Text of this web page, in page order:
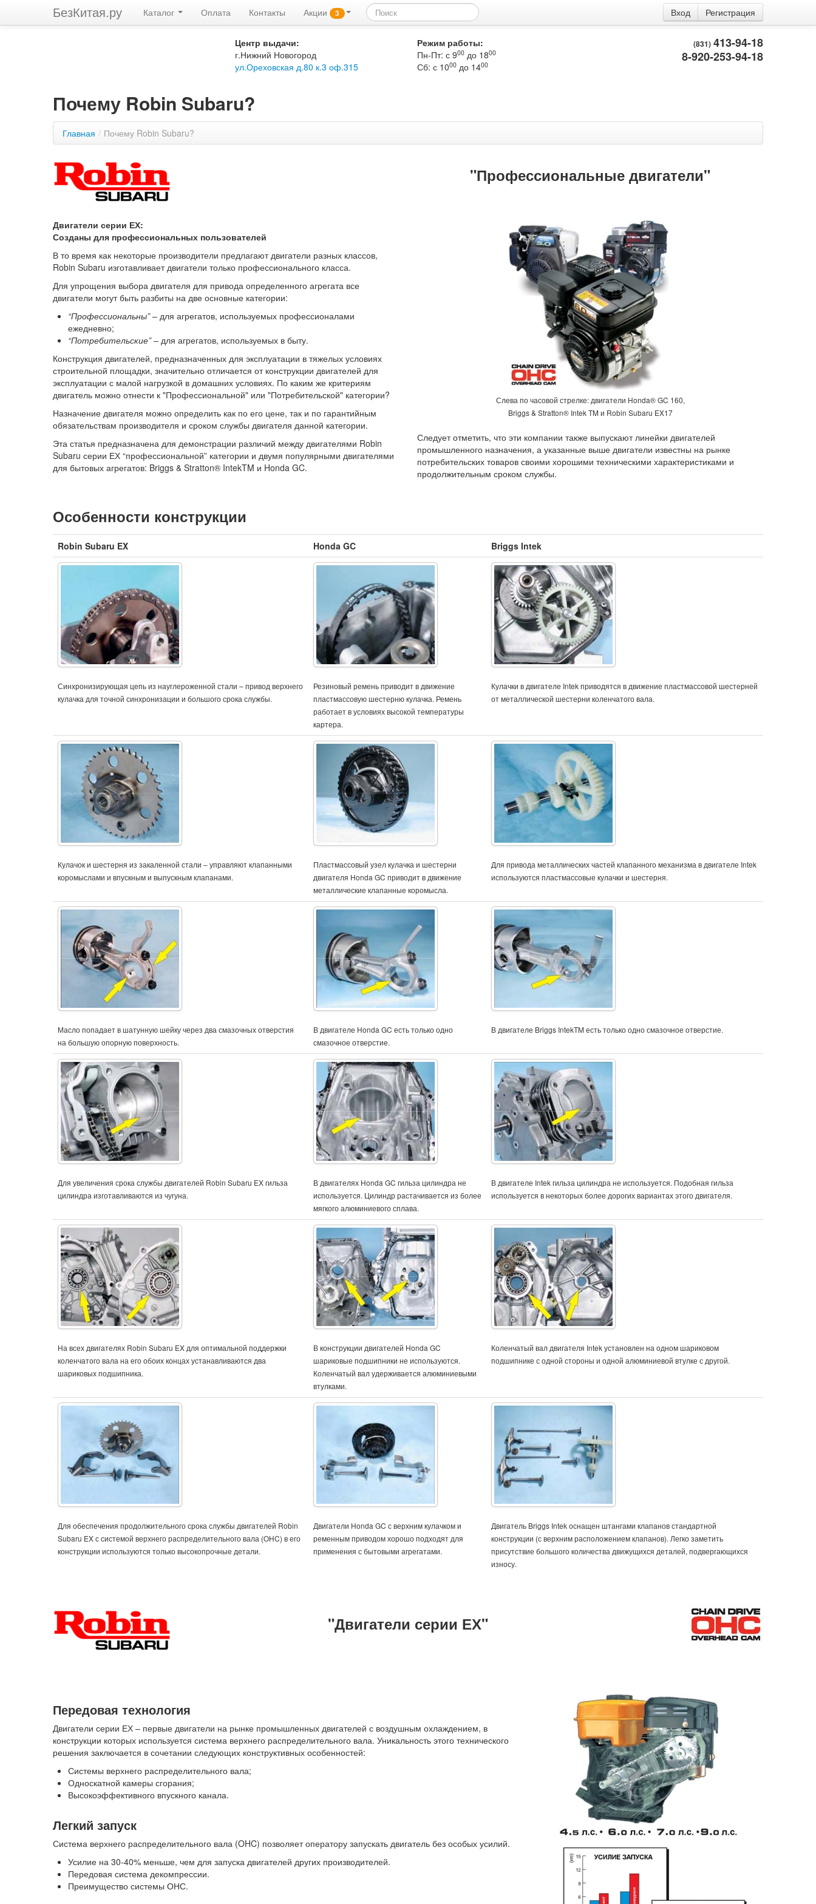
БезКитая.ру Каталог Оплата Контакты Акции 3 Вход Регистрация
Центр выдачи:
г.Нижний Новогород
ул.Ореховская д.80 к.3 оф.315
Режим работы:
Пн-Пт: с 900 до 1800
Сб: с 1000 до 1400
(831) 413-94-18
8-920-253-94-18
Почему Robin Subaru?
Главная / Почему Robin Subaru?
Двигатели серии ЕХ:
Созданы для профессиональных пользователей
В то время как некоторые производители предлагают двигатели разных классов,
Robin Subaru изготавливает двигатели только профессионального класса.
Для упрощения выбора двигателя для привода определенного агрегата все
двигатели могут быть разбиты на две основные категории:
“Профессиональны”– для агрегатов, используемых профессионалами
ежедневно;
“Потребительские”– для агрегатов, используемых в быту.
Конструкция двигателей, предназначенных для эксплуатации в тяжелых условиях
строительной площадки, значительно отличается от конструкции двигателей для
эксплуатации с малой нагрузкой в домашних условиях. По каким же критериям
двигатель можно отнести к "Профессиональной" или "Потребительской" категории?
Назначение двигателя можно определить как по его цене, так и по гарантийным
обязательствам производителя и сроком службы двигателя данной категории.
Эта статья предназначена для демонстрации различий между двигателями Robin
Subaru серии ЕХ “профессиональной” категории и двумя популярными двигателями
для бытовых агрегатов: Briggs & Stratton® IntekTM и Honda GC.
"Профессиональные двигатели"
Слева по часовой стрелке: двигатели Honda® GC 160,
Briggs & Stratton® Intek TM и Robin Subaru EX17
Следует отметить, что эти компании также выпускают линейки двигателей
промышленного назначения, а указанные выше двигатели известны на рынке
потребительских товаров своими хорошими техническими характеристиками и
продолжительным сроком службы.
Особенности конструкции
Robin Subaru EX Honda GC Briggs Intek
Синхронизирующая цепь из науглероженной стали – привод верхнего
кулачка для точной синхронизации и большого срока службы.
Резиновый ремень приводит в движение
пластмассовую шестерню кулачка. Ремень
работает в условиях высокой температуры
картера.
Кулачки в двигателе Intek приводятся в движение пластмассовой шестерней
от металлической шестерни коленчатого вала.
Кулачок и шестерня из закаленной стали – управляют клапанными
коромыслами и впускным и выпускным клапанами.
Пластмассовый узел кулачка и шестерни
двигателя Honda GC приводит в движение
металлические клапанные коромысла.
Для привода металлических частей клапанного механизма в двигателе Intek
используются пластмассовые кулачки и шестерня.
Масло попадает в шатунную шейку через два смазочных отверстия
на большую опорную поверхность.
В двигателе Honda GC есть только одно
смазочное отверстие.
В двигателе Briggs IntekTM есть только одно смазочное отверстие.
Для увеличения срока службы двигателей Robin Subaru EX гильза
цилиндра изготавливаются из чугуна.
В двигателях Honda GC гильза цилиндра не
используется. Цилиндр растачивается из более
мягкого алюминиевого сплава.
В двигателе Intek гильза цилиндра не используется. Подобная гильза
используется в некоторых более дорогих вариантах этого двигателя.
На всех двигателях Robin Subaru EX для оптимальной поддержки
коленчатого вала на его обоих концах устанавливаются два
шариковых подшипника.
В конструкции двигателей Honda GC
шариковые подшипники не используются.
Коленчатый вал удерживается алюминиевыми
втулками.
Коленчатый вал двигателя Intek установлен на одном шариковом
подшипнике с одной стороны и одной алюминиевой втулке с другой.
Для обеспечения продолжительного срока службы двигателей Robin
Subaru EX с системой верхнего распределительного вала (OHC) в его
конструкции используются только высокопрочные детали.
Двигатели Honda GC с верхним кулачком и
ременным приводом хорошо подходят для
применения с бытовыми агрегатами.
Двигатель Briggs Intek оснащен штангами клапанов стандартной
конструкции (с верхним расположением клапанов). Легко заметить
присутствие большого количества движущихся деталей, подвергающихся
износу.
"Двигатели серии ЕХ"
Передовая технология
Двигатели серии ЕХ – первые двигатели на рынке промышленных двигателей с воздушным охлаждением, в
конструкции которых используется система верхнего распределительного вала. Уникальность этого технического
решения заключается в сочетании следующих конструктивных особенностей:
Системы верхнего распределительного вала;
Односкатной камеры сгорания;
Высокоэффективного впускного канала.
Легкий запуск
Система верхнего распределительного вала (OHC) позволяет оператору запускать двигатель без особых усилий.
Усилие на 30-40% меньше, чем для запуска двигателей других производителей.
Передовая система декомпрессии.
Преимущество системы ОНС.